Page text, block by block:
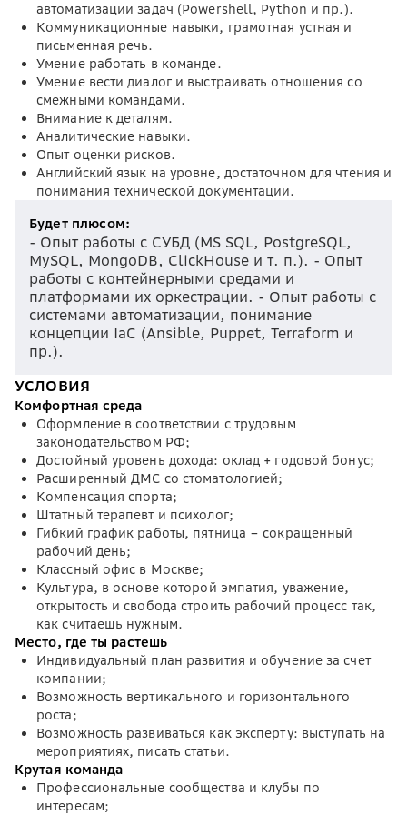
автоматизации задач (Powershell, Python и пр.).
Коммуникационные навыки, грамотная устная и
письменная речь.
Умение работать в команде.
Умение вести диалог и выстраивать отношения со
смежными командами.
Внимание к деталям.
Аналитические навыки.
Опыт оценки рисков.
Английский язык на уровне, достаточном для чтения и
понимания технической документации.
Будет плюсом:
- Опыт работы с СУБД (MS SQL, PostgreSQL,
MySQL, MongoDB, ClickHouse и т. п.). - Опыт
работы с контейнерными средами и
платформами их оркестрации. - Опыт работы с
системами автоматизации, понимание
концепции IaC (Ansible, Puppet, Terraform и
пр.).
УСЛОВИЯ
Комфортная среда
Оформление в соответствии с трудовым
законодательством РФ;
Достойный уровень дохода: оклад + годовой бонус;
Расширенный ДМС со стоматологией;
Компенсация спорта;
Штатный терапевт и психолог;
Гибкий график работы, пятница – сокращенный
рабочий день;
Классный офис в Москве;
Культура, в основе которой эмпатия, уважение,
открытость и свобода строить рабочий процесс так,
как считаешь нужным.
Место, где ты растешь
Индивидуальный план развития и обучение за счет
компании;
Возможность вертикального и горизонтального
роста;
Возможность развиваться как эксперту: выступать на
мероприятиях, писать статьи.
Крутая команда
Профессиональные сообщества и клубы по
интересам;